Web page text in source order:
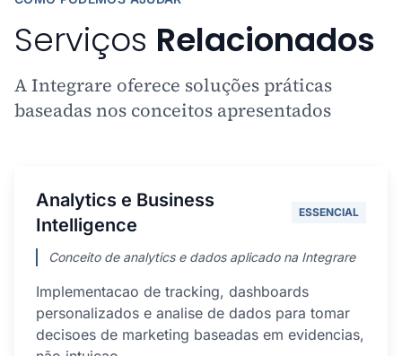
Serviços Relacionados
A Integrare oferece soluções práticas
baseadas nos conceitos apresentados
Analytics e Business
Intelligence
ESSENCIAL
Conceito de analytics e dados aplicado na Integrare
Implementacao de tracking, dashboards
personalizados e analise de dados para tomar
decisoes de marketing baseadas em evidencias,